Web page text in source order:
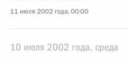
11 июля 2002 года, 00:00
10 июля 2002 года, среда